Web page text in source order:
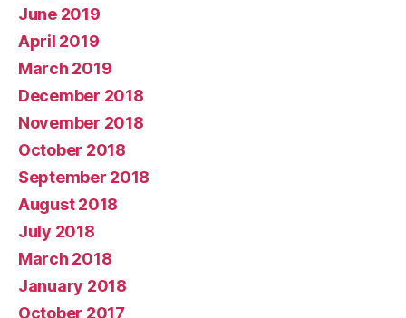
June 2019
April 2019
March 2019
December 2018
November 2018
October 2018
September 2018
August 2018
July 2018
March 2018
January 2018
October 2017